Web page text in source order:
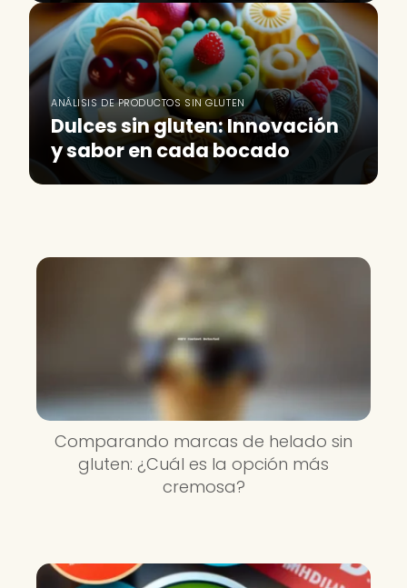
ANÁLISIS DE PRODUCTOS SIN GLUTEN
Dulces sin gluten: Innovación
y sabor en cada bocado
Comparando marcas de helado sin
gluten: ¿Cuál es la opción más
cremosa?